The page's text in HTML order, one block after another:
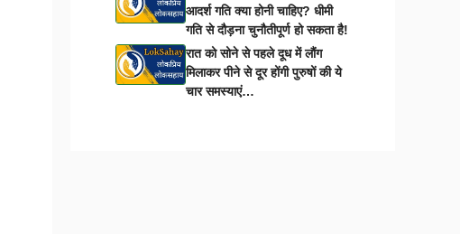
आदर्श गति क्या होनी चाहिए? धीमी
गति से दौड़ना चुनौतीपूर्ण हो सकता है!
रात को सोने से पहले दूध में लौंग
मिलाकर पीने से दूर होंगी पुरुषों की ये
चार समस्याएं…